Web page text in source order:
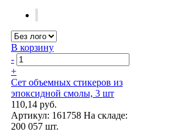
В корзину
-
+
Сет объемных стикеров из
эпоксидной смолы, 3 шт
110,14 руб.
Артикул: 161758 На складе:
200 057 шт.